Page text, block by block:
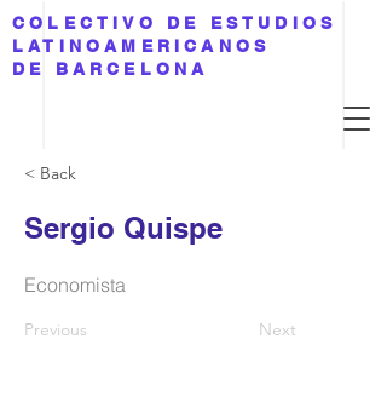
COLECTIVO DE ESTUDIOS
LATINOAMERICANOS
DE BARCELONA
< Back
Sergio Quispe
Economista
Previous Next